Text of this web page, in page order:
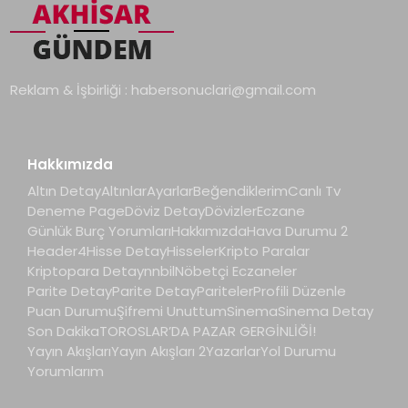
Reklam & İşbirliği : habersonuclari@gmail.com
Hakkımızda
Altın DetayAltınlarAyarlarBeğendiklerimCanlı Tv
Deneme PageDöviz DetayDövizlerEczane
Günlük Burç YorumlarıHakkımızdaHava Durumu 2
Header4Hisse DetayHisselerKripto Paralar
Kriptopara DetaynnbilNöbetçi Eczaneler
Parite DetayParite DetayParitelerProfili Düzenle
Puan DurumuŞifremi UnuttumSinemaSinema Detay
Son DakikaTOROSLAR’DA PAZAR GERGİNLİĞİ!
Yayın AkışlarıYayın Akışları 2YazarlarYol Durumu
Yorumlarım